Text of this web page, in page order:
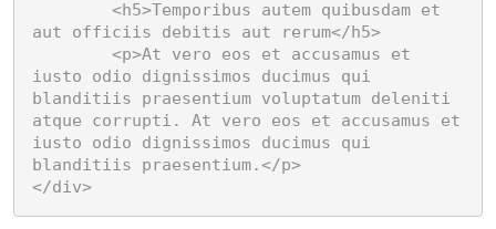
aut officiis debitis aut rerum</h5>
iusto odio dignissimos ducimus qui
blanditiis praesentium voluptatum deleniti
atque corrupti. At vero eos et accusamus et
iusto odio dignissimos ducimus qui
blanditiis praesentium.</p>
</div>